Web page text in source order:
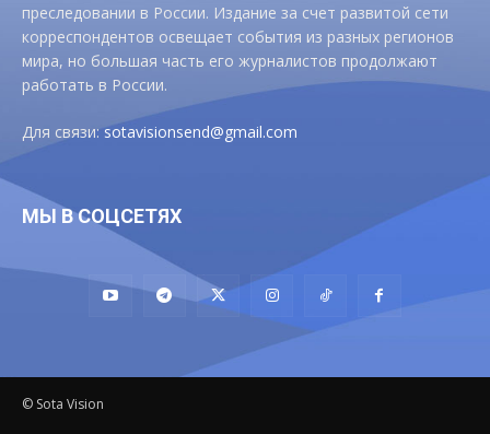
преследовании в России. Издание за счет развитой сети
корреспондентов освещает события из разных регионов
мира, но большая часть его журналистов продолжают
работать в России.
Для связи:sotavisionsend@gmail.com
МЫ В СОЦСЕТЯХ
© Sota Vision